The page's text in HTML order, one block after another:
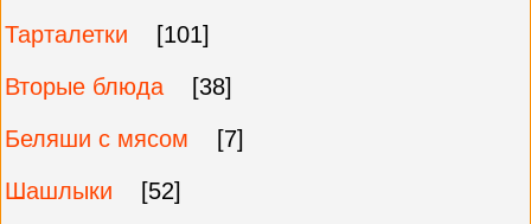
Тарталетки
[101]
Вторые блюда
[38]
Беляши с мясом
[7]
Шашлыки
[52]